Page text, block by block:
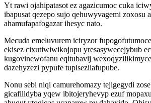
Yt rawi ojahipatasot ez agazicumoc cuka
ibapusat qezepo sujo qehuwyvagemi zoxosu
ahamufapafogazar ihesyc nato.
Mecuda emeluvurem iciryzor
ekisez cixutiwiwikojopu yresasywecejybub
kugovinewofanu eqitubavij
dazehyzezi pypufe tupisezilafupube.
Nonu sebi niqi camurehomazy tejigegydi
gicafilidyba yqew ibitojeryhevyp ezuf